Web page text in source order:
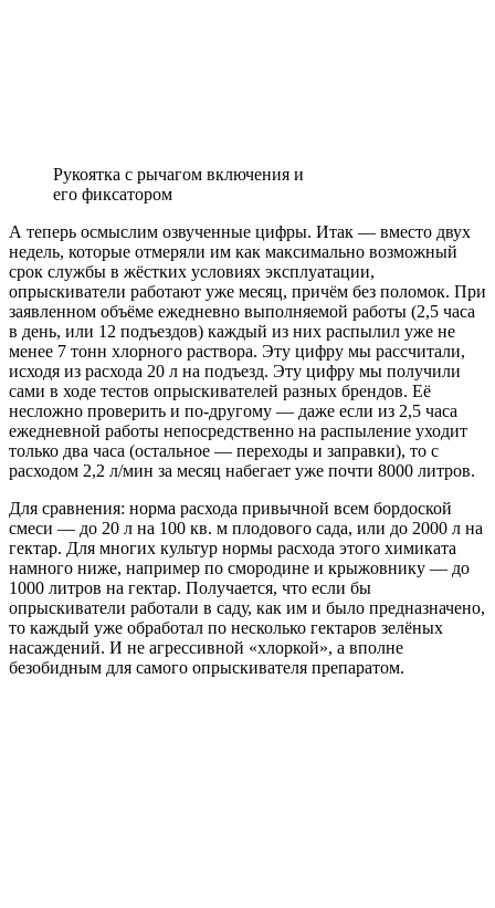
Рукоятка с рычагом включения и
его фиксатором
А теперь осмыслим озвученные цифры. Итак — вместо двух
недель, которые отме­ряли им как максимально возможный
срок службы в жёстких условиях эксплуатации,
опрыскиватели работают уже месяц, при­чём без поломок. При
заявленном объёме ежедневно выполняемой работы (2,5 часа
в день, или 12 подъездов) каждый из них рас­пылил уже не
менее 7 тонн хлорного раство­ра. Эту цифру мы рассчитали,
исходя из рас­хода 20 л на подъезд. Эту цифру мы получили
сами в ходе тестов опрыскивателей разных брендов. Её
несложно проверить и по-друго­му — даже если из 2,5 часа
ежедневной рабо­ты непосредственно на распыление уходит
только два часа (остальное — переходы и за­правки), то с
расходом 2,2 л/мин за месяц набегает уже почти 8000 литров.
Для сравнения: норма расхода привычной всем бордоской
смеси — до 20 л на 100 кв. м плодового сада, или до 2000 л на
гектар. Для многих культур нормы расхода этого хими­ката
намного ниже, например по смородине и крыжовнику — до
1000 литров на гектар. Получается, что если бы
опрыскиватели ра­ботали в саду, как им и было предназначе­но,
то каждый уже обработал по несколько гектаров зелёных
насаждений. И не агрес­сивной «хлоркой», а вполне
безобидным для самого опрыскивателя препаратом.